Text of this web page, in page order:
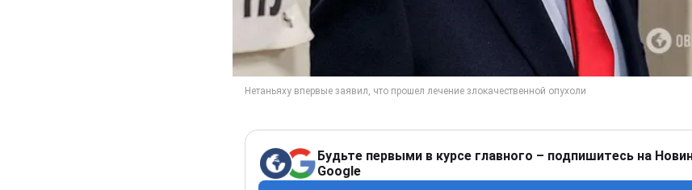
Будьте первыми в курсе главного – подпишитесь на
Google